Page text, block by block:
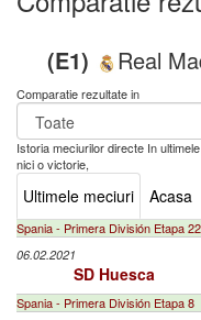
(E1) Real
Comparatie rezultate in
Istoria meciurilor directe In
nici o victorie,
Ultimele meciuri Acasa
Spania - Primera División Etapa 22
06.02.2021
SD Huesca
Spania - Primera División Etapa 8